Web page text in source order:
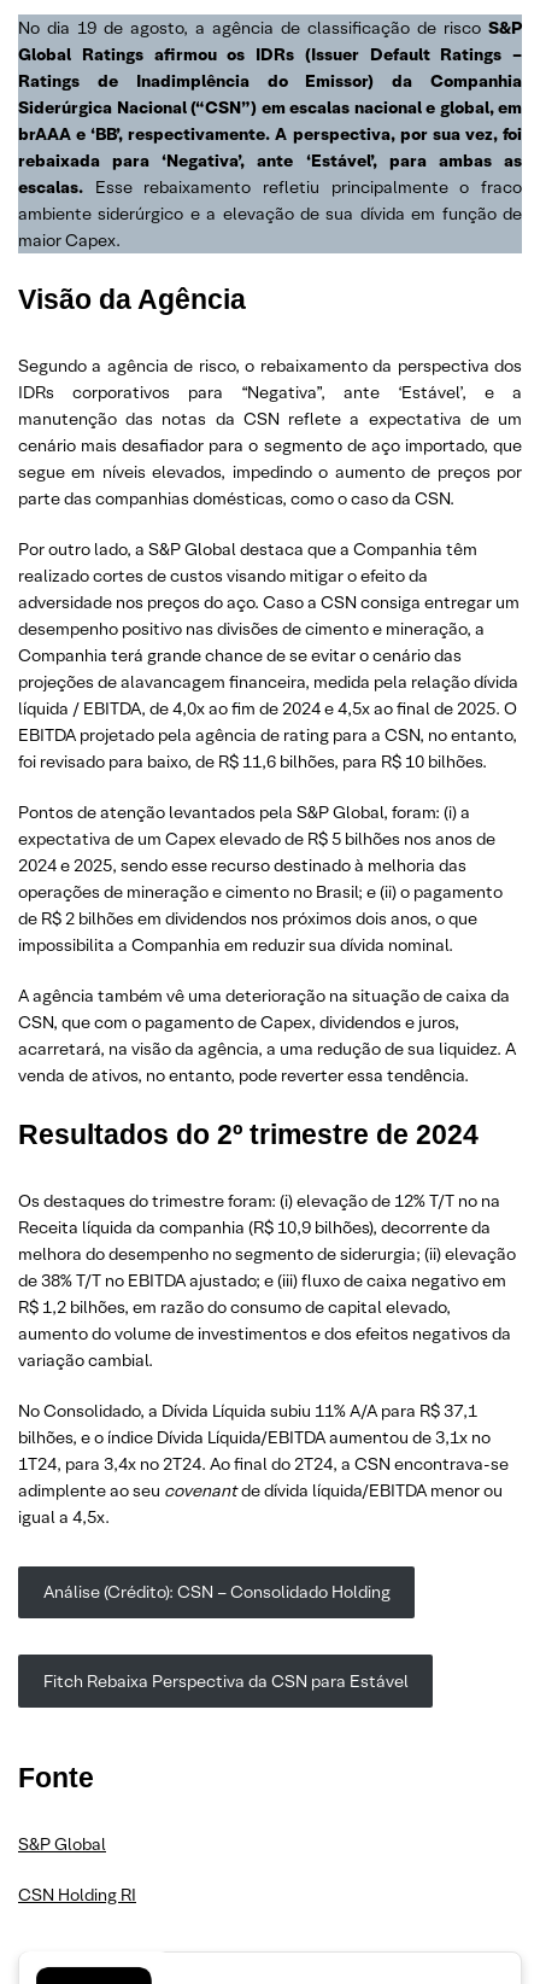
No dia 19 de agosto, a agência de classificação de risco S&P
Global Ratings afirmou os IDRs (Issuer Default Ratings –
Ratings de Inadimplência do Emissor) da Companhia
Siderúrgica Nacional (“CSN”) em escalas nacional e global, em
brAAA e ‘BB’, respectivamente. A perspectiva, por sua vez, foi
rebaixada para ‘Negativa’, ante ‘Estável’, para ambas as
escalas. Esse rebaixamento refletiu principalmente o fraco
ambiente siderúrgico e a elevação de sua dívida em função de
maior Capex.
Visão da Agência
Segundo a agência de risco, o rebaixamento da perspectiva dos
IDRs corporativos para “Negativa”, ante ‘Estável’, e a
manutenção das notas da CSN reflete a expectativa de um
cenário mais desafiador para o segmento de aço importado, que
segue em níveis elevados, impedindo o aumento de preços por
parte das companhias domésticas, como o caso da CSN.
Por outro lado, a S&P Global destaca que a Companhia têm
realizado cortes de custos visando mitigar o efeito da
adversidade nos preços do aço. Caso a CSN consiga entregar um
desempenho positivo nas divisões de cimento e mineração, a
Companhia terá grande chance de se evitar o cenário das
projeções de alavancagem financeira, medida pela relação dívida
líquida / EBITDA, de 4,0x ao fim de 2024 e 4,5x ao final de 2025. O
EBITDA projetado pela agência de rating para a CSN, no entanto,
foi revisado para baixo, de R$ 11,6 bilhões, para R$ 10 bilhões.
Pontos de atenção levantados pela S&P Global, foram: (i) a
expectativa de um Capex elevado de R$ 5 bilhões nos anos de
2024 e 2025, sendo esse recurso destinado à melhoria das
operações de mineração e cimento no Brasil; e (ii) o pagamento
de R$ 2 bilhões em dividendos nos próximos dois anos, o que
impossibilita a Companhia em reduzir sua dívida nominal.
A agência também vê uma deterioração na situação de caixa da
CSN, que com o pagamento de Capex, dividendos e juros,
acarretará, na visão da agência, a uma redução de sua liquidez. A
venda de ativos, no entanto, pode reverter essa tendência.
Resultados do 2º trimestre de 2024
Os destaques do trimestre foram: (i) elevação de 12% T/T no na
Receita líquida da companhia (R$ 10,9 bilhões), decorrente da
melhora do desempenho no segmento de siderurgia; (ii) elevação
de 38% T/T no EBITDA ajustado; e (iii) fluxo de caixa negativo em
R$ 1,2 bilhões, em razão do consumo de capital elevado,
aumento do volume de investimentos e dos efeitos negativos da
variação cambial.
No Consolidado, a Dívida Líquida subiu 11% A/A para R$ 37,1
bilhões, e o índice Dívida Líquida/EBITDA aumentou de 3,1x no
1T24, para 3,4x no 2T24. Ao final do 2T24, a CSN encontrava-se
adimplente ao seu covenantde dívida líquida/EBITDA menor ou
igual a 4,5x.
Análise (Crédito): CSN – Consolidado Holding
Fitch Rebaixa Perspectiva da CSN para Estável
Fonte
S&P Global
CSN Holding RI